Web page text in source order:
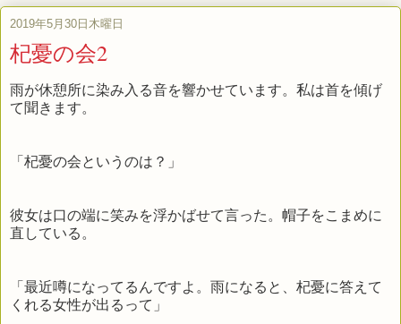
2019年5月30日木曜日
杞憂の会2
雨が休憩所に染み入る音を響かせています。私は首を傾げ
て聞きます。
「杞憂の会というのは？」
彼女は口の端に笑みを浮かばせて言った。帽子をこまめに
直している。
「最近噂になってるんですよ。雨になると、杞憂に答えて
くれる女性が出るって」